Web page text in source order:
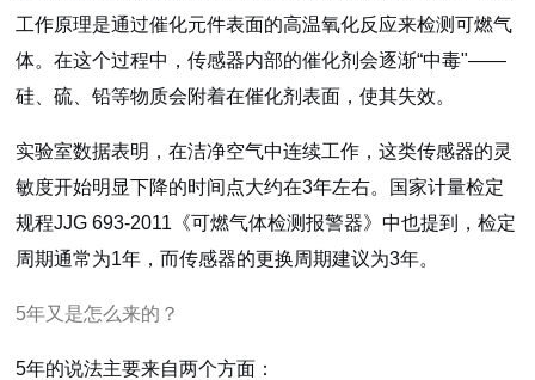
工作原理是通过催化元件表面的高温氧化反应来检测可燃气
体。在这个过程中，传感器内部的催化剂会逐渐“中毒"——
硅、硫、铅等物质会附着在催化剂表面，使其失效。
实验室数据表明，在洁净空气中连续工作，这类传感器的灵
敏度开始明显下降的时间点大约在3年左右。国家计量检定
规程JJG 693-2011《可燃气体检测报警器》中也提到，检定
周期通常为1年，而传感器的更换周期建议为3年。
5年又是怎么来的？
5年的说法主要来自两个方面：